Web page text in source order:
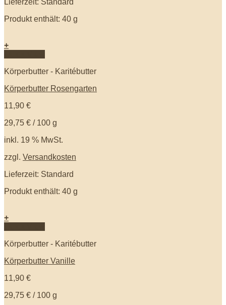
Lieferzeit: Standard
Produkt enthält: 40 g
+
Körperbutter - Karitébutter
Körperbutter Rosengarten
11,90 €
29,75 € / 100 g
inkl. 19 % MwSt.
zzgl. Versandkosten
Lieferzeit: Standard
Produkt enthält: 40 g
+
Körperbutter - Karitébutter
Körperbutter Vanille
11,90 €
29,75 € / 100 g